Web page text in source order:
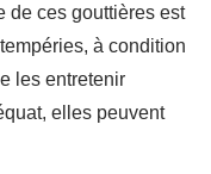
de ces gouttières est
à condition
les entretenir
elles peuvent